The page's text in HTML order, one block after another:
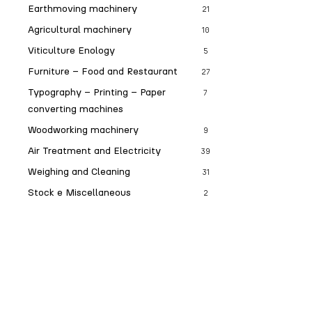
Earthmoving machinery 21
Agricultural machinery 10
Viticulture Enology 5
Furniture – Food and Restaurant 27
Typography – Printing – Paper
converting machines
7
Woodworking machinery 9
Air Treatment and Electricity 39
Weighing and Cleaning 31
Stock e Miscellaneous 2